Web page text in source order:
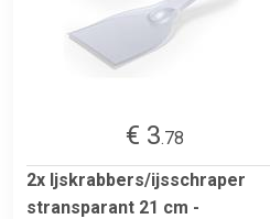
€ 3.78
2x Ijskrabbers/ijsschraper
stransparant 21 cm -